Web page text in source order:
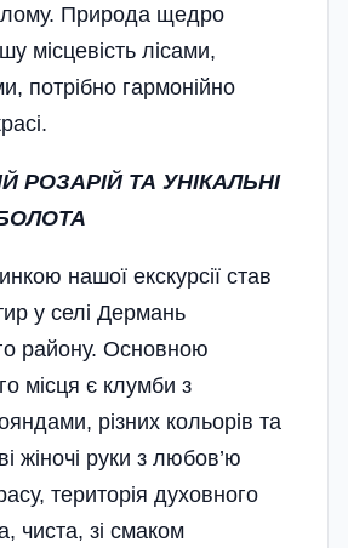
Природа щедро
місцевість лісами,
потрібно гармонійно
РОЗАРІЙ ТА УНІКАЛЬНІ
нашої екскурсії став
у селі Дермань
району. Основною
місця є клумби з
різних кольорів та
жіночі руки з любов’ю
територія духовного
чиста, зі смаком